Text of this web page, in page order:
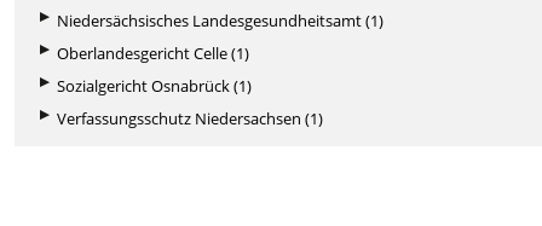
Niedersächsisches Landesgesundheitsamt (1)
Oberlandesgericht Celle (1)
Sozialgericht Osnabrück (1)
Verfassungsschutz Niedersachsen (1)